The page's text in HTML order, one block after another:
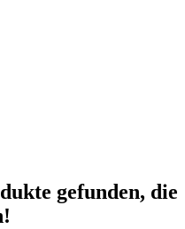
gefunden, die